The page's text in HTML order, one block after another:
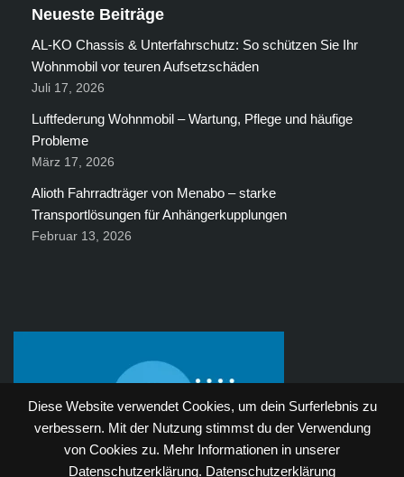
Diese Website verwendet Cookies, um dein Surferlebnis zu
verbessern. Mit der Nutzung stimmst du der Verwendung
von Cookies zu. Mehr Informationen in unserer
Datenschutzerklärung. Datenschutzerklärung
Neueste Beiträge
AL-KO Chassis & Unterfahrschutz: So schützen Sie Ihr
Wohnmobil vor teuren Aufsetzschäden
Juli 17, 2026
Luftfederung Wohnmobil – Wartung, Pflege und häufige
Probleme
März 17, 2026
Alioth Fahrradträger von Menabo – starke
Transportlösungen für Anhängerkupplungen
Februar 13, 2026